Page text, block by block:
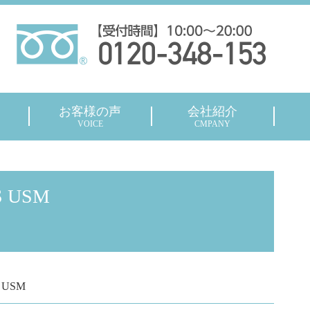
お客様の声
VOICE
会社紹介
CMPANY
USM
USM